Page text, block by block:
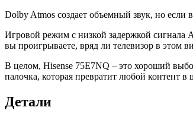
Dolby Atmos создает объемный звук, но
Игровой режим с низкой задержкой сигнала
вы проигрываете, вряд ли телевизор в этом
В целом, Hisense 75E7NQ – это хороший
палочка, которая превратит любой контент в
Детали